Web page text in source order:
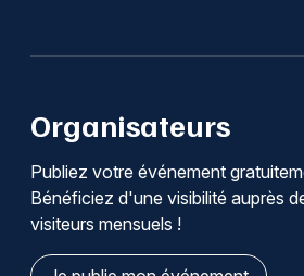
Organisateurs
Publiez votre événement
Bénéficiez d'une visibilité auprès
visiteurs mensuels !